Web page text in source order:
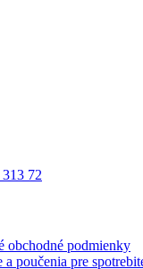
72
obchodné podmienky
a poučenia pre